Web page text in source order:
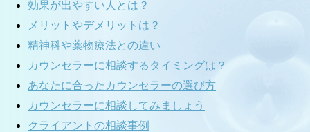
効果が出やすい人とは？
メリットやデメリットは？
精神科や薬物療法との違い
カウンセラーに相談するタイミングは？
あなたに合ったカウンセラーの選び方
カウンセラーに相談してみましょう
クライアントの相談事例